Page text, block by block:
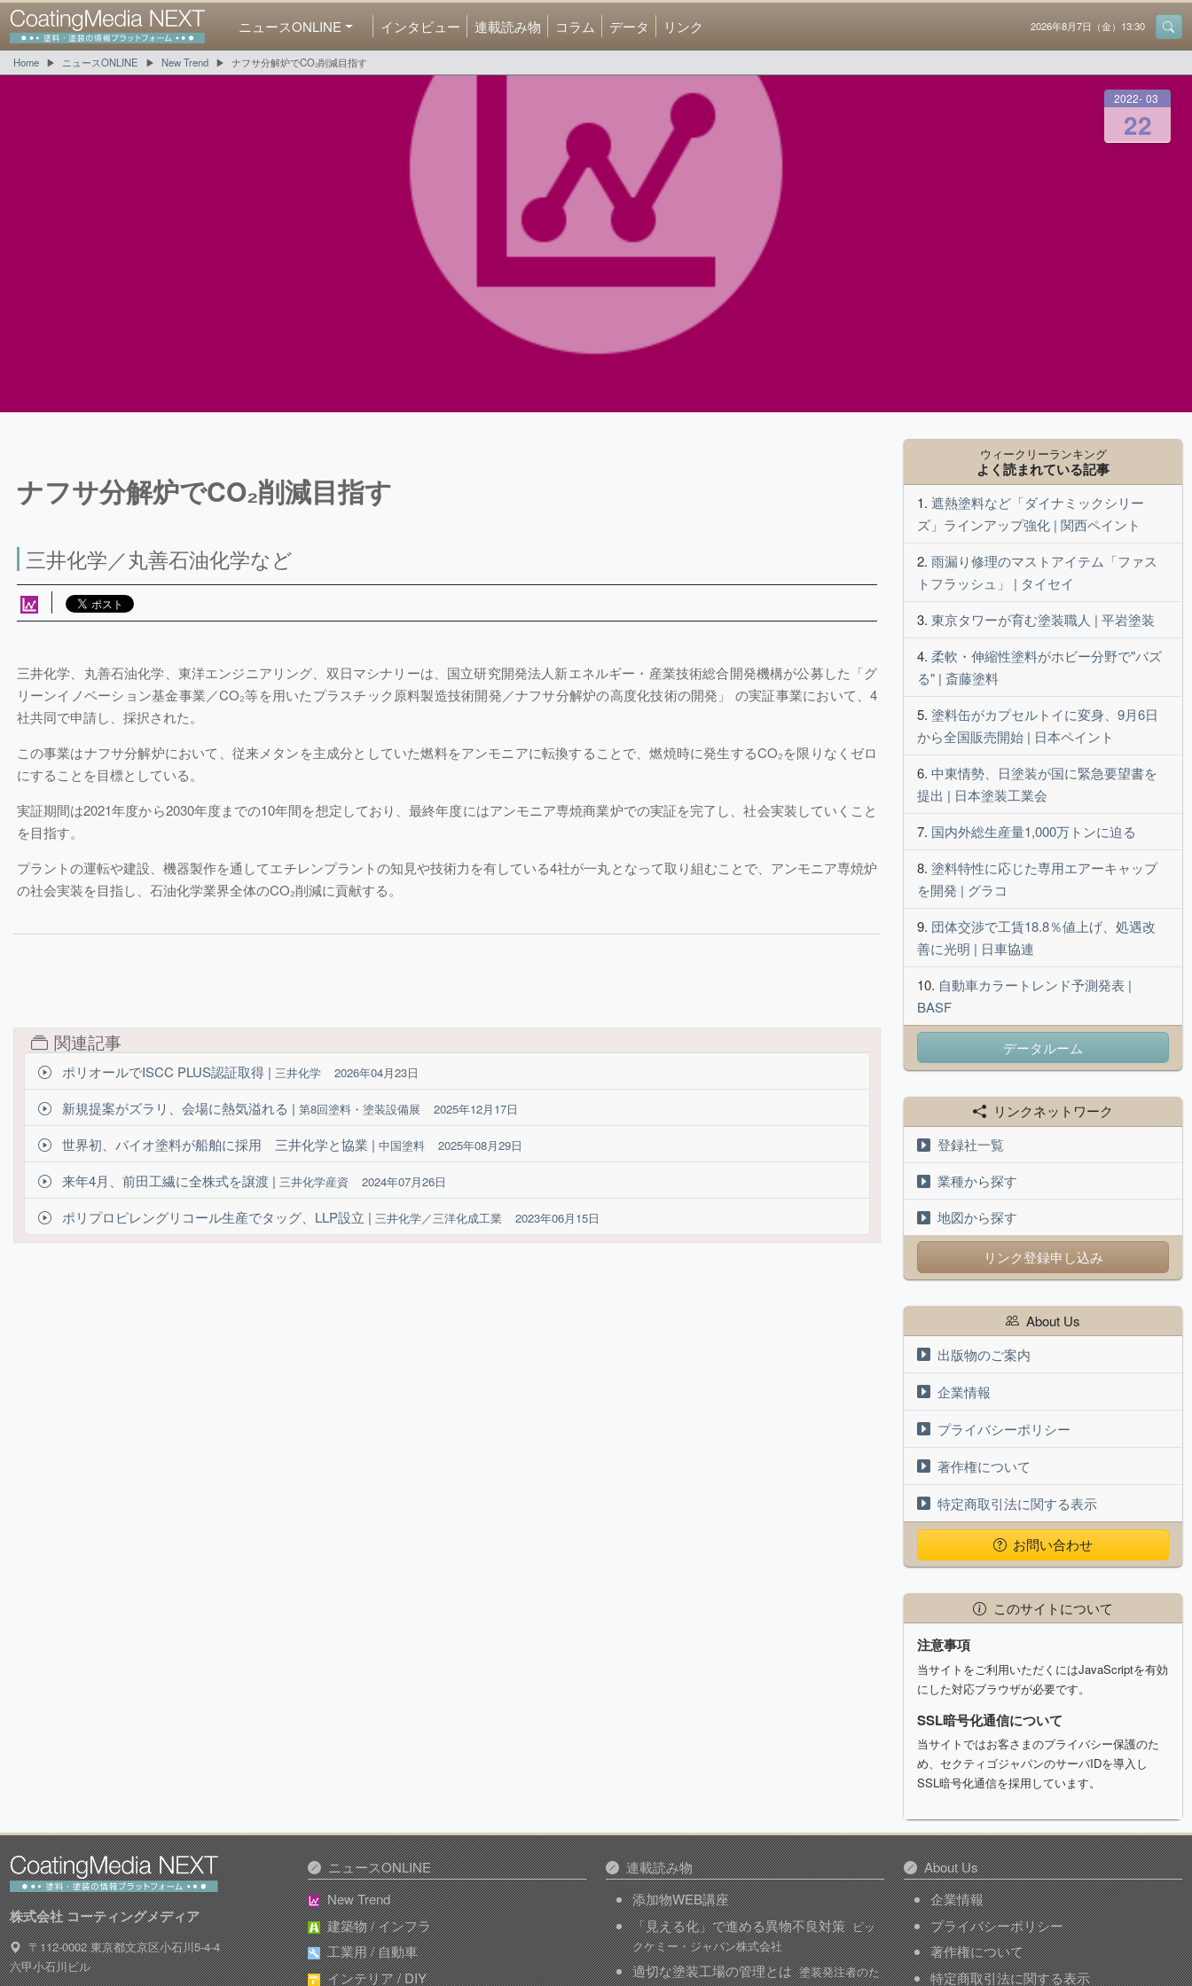
ニュースONLINE インタビュー 連載読み物 コラム データ リンク 2026年8月7日（金）13:30
Home ニュースONLINE New Trend ナフサ分解炉でCO₂削減目指す
2022 - 03
22
ナフサ分解炉でCO₂削減目指す
三井化学／丸善石油化学など
三井化学、丸善石油化学、東洋エンジニアリング、双日マシナリーは、国立研究開発法人新エネルギー・産業技術総合開発機構が公募した「グ
リーンイノベーション基金事業／CO₂等を用いたプラスチック原料製造技術開発／ナフサ分解炉の高度化技術の開発」 の実証事業において、4
社共同で申請し、採択された。
この事業はナフサ分解炉において、従来メタンを主成分としていた燃料をアンモニアに転換することで、燃焼時に発生するCO₂を限りなくゼロ
にすることを目標としている。
実証期間は2021年度から2030年度までの10年間を想定しており、最終年度にはアンモニア専焼商業炉での実証を完了し、社会実装していくこと
を目指す。
プラントの運転や建設、機器製作を通してエチレンプラントの知見や技術力を有している4社が一丸となって取り組むことで、アンモニア専焼炉
の社会実装を目指し、石油化学業界全体のCO₂削減に貢献する。
関連記事
ポリオールでISCC PLUS認証取得 | 三井化学 2026年04月23日
新規提案がズラリ、会場に熱気溢れる | 第8回塗料・塗装設備展 2025年12月17日
世界初、バイオ塗料が船舶に採用 三井化学と協業 | 中国塗料 2025年08月29日
来年4月、前田工繊に全株式を譲渡 | 三井化学産資 2024年07月26日
ポリプロピレングリコール生産でタッグ、LLP設立 | 三井化学／三洋化成工業 2023年06月15日
ウィークリーランキング
よく読まれている記事
遮熱塗料など「ダイナミックシリー
ズ」ラインアップ強化 | 関西ペイント
雨漏り修理のマストアイテム「ファス
トフラッシュ」 | タイセイ
東京タワーが育む塗装職人 | 平岩塗装
柔軟・伸縮性塗料がホビー分野で"バズ
る" | 斎藤塗料
塗料缶がカプセルトイに変身、9月6日
から全国販売開始 | 日本ペイント
中東情勢、日塗装が国に緊急要望書を
提出 | 日本塗装工業会
国内外総生産量1,000万トンに迫る
塗料特性に応じた専用エアーキャップ
を開発 | グラコ
団体交渉で工賃18.8％値上げ、処遇改
善に光明 | 日車協連
自動車カラートレンド予測発表 |
BASF
データルーム
リンクネットワーク
登録社一覧
業種から探す
地図から探す
リンク登録申し込み
About Us
出版物のご案内
企業情報
プライバシーポリシー
著作権について
特定商取引法に関する表示
お問い合わせ
このサイトについて
注意事項
当サイトをご利用いただくにはJavaScriptを有効
にした対応ブラウザが必要です。
SSL暗号化通信について
当サイトではお客さまのプライバシー保護のた
め、セクティゴジャパンのサーバIDを導入し
SSL暗号化通信を採用しています。
株式会社 コーティングメディア
〒112-0002 東京都文京区小石川5-4-4
六甲小石川ビル
ニュースONLINE
New Trend
建築物 / インフラ
工業用 / 自動車
インテリア / DIY
連載読み物
添加物WEB講座
「見える化」で進める異物不良対策 ビッ
クケミー・ジャパン株式会社
適切な塗装工場の管理とは 塗装発注者のた
About Us
企業情報
プライバシーポリシー
著作権について
特定商取引法に関する表示